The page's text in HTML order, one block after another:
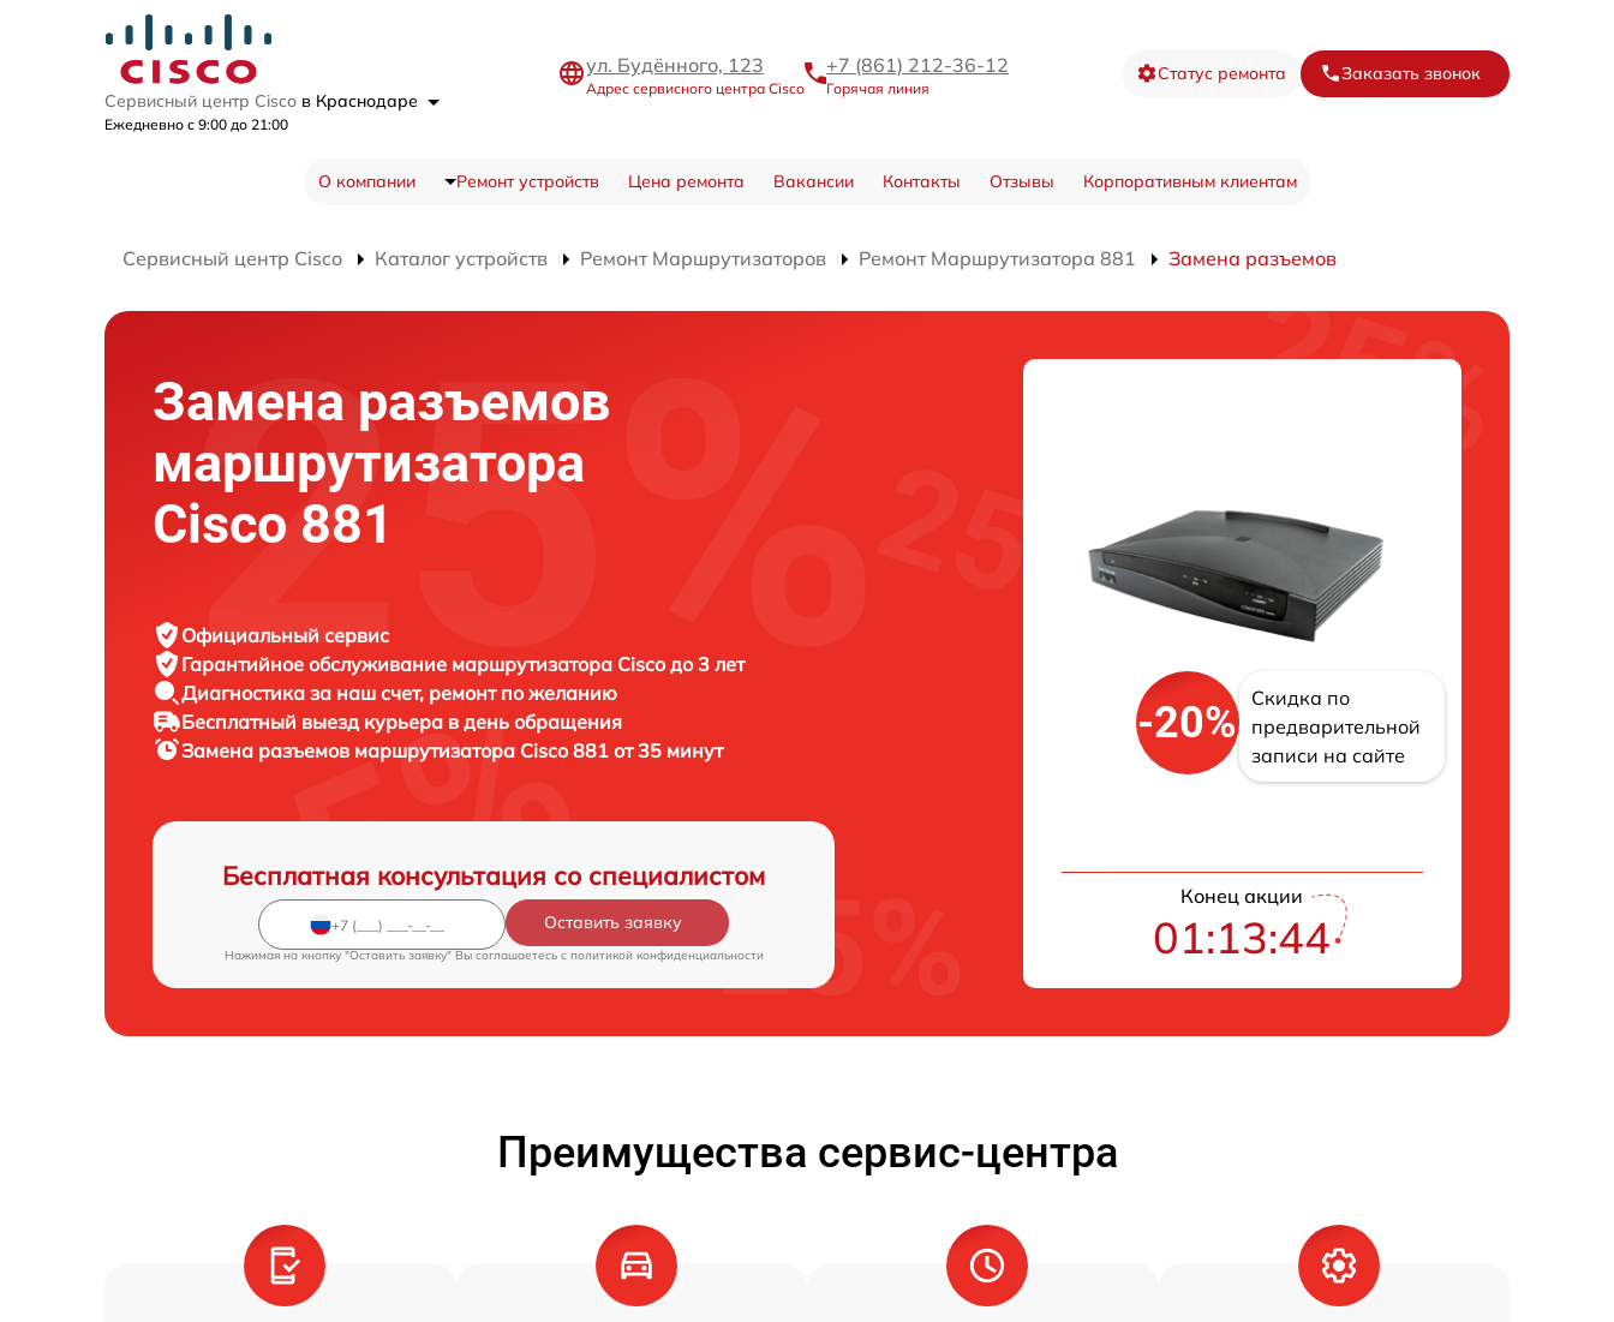
Сервисный центр Cisco в Краснодаре
Ежедневно с 9:00 до 21:00
ул. Будённого, 123
Адрес сервисного центра Cisco
+7 (861) 212-36-12
Горячая линия
Статус ремонта Заказать звонок
О компании Ремонт устройств Цена ремонта Вакансии Контакты Отзывы Корпоративным клиентам
Сервисный центр Cisco Каталог устройств Ремонт Маршрутизаторов Ремонт Маршрутизатора 881 Замена разъемов
Замена разъемов
маршрутизатора
Cisco 881
Официальный сервис
Гарантийное обслуживание маршрутизатора Cisco до 3 лет
Диагностика за наш счет, ремонт по желанию
Бесплатный выезд курьера в день обращения
Замена разъемов маршрутизатора Cisco 881 от 35 минут
Бесплатная консультация со специалистом
Оставить заявку
Нажимая на кнопку "Оставить заявку" Вы соглашаетесь c политикой конфиденциальности
-20%
Скидка по
предварительной
записи на сайте
Конец акции
01:13:43
Преимущества сервис-центра